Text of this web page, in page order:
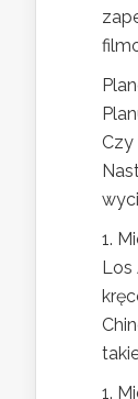
1.
Los
1.